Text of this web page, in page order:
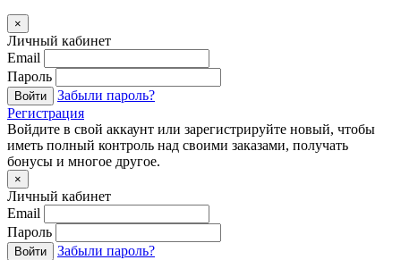
×
Личный кабинет
Email
Пароль
Войти
Забыли пароль?
Регистрация
Войдите в свой аккаунт или зарегистрируйте новый, чтобы
иметь полный контроль над своими заказами, получать
бонусы и многое другое.
×
Личный кабинет
Email
Пароль
Войти
Забыли пароль?